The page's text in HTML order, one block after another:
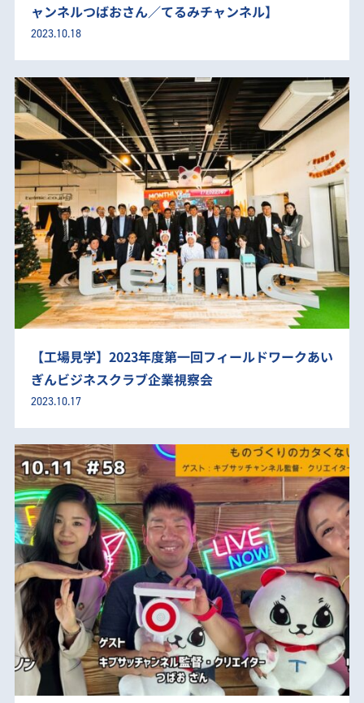
ャンネルつばおさん／てるみチャンネル】
2023.10.18
【工場見学】2023年度第一回フィールドワークあい
ぎんビジネスクラブ企業視察会
2023.10.17